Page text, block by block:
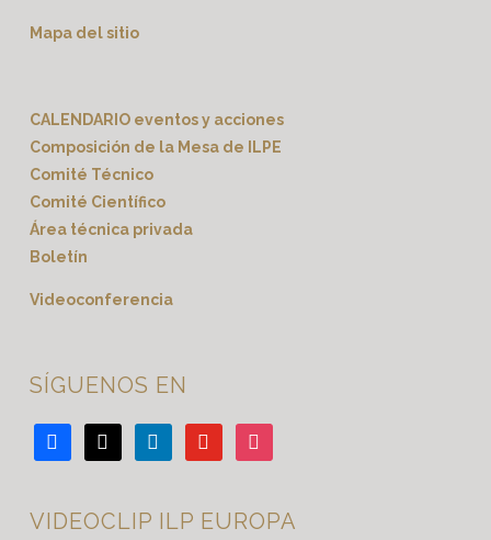
Mapa del sitio
CALENDARIO eventos y acciones
Composición de la Mesa de ILPE
Comité Técnico
Comité Científico
Área técnica privada
Boletín
Videoconferencia
SÍGUENOS EN
facebook linkedin youtube instagram
VIDEOCLIP ILP EUROPA